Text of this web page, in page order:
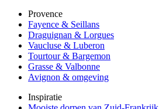
Provence
Fayence & Seillans
Draguignan & Lorgues
Vaucluse & Luberon
Tourtour & Bargemon
Grasse & Valbonne
Avignon & omgeving
Inspiratie